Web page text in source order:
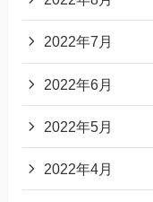
2022年7月
2022年6月
2022年5月
2022年4月